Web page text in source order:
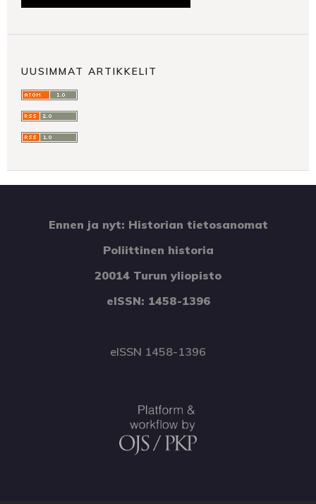
UUSIMMAT ARTIKKELIT
Ennen ja nyt: Historian tietosanomat
Poliittinen historia
20014 Turun yliopisto
eISSN: 1458-1396
eISSN 1458-1396